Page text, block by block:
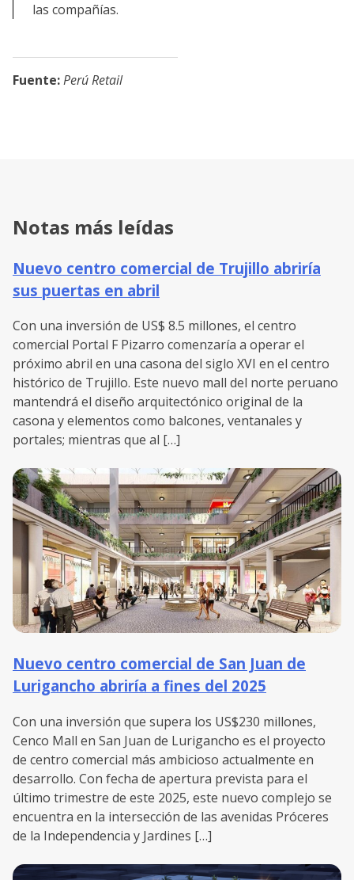
las compañías.
Fuente:Perú Retail
Notas más leídas
Nuevo centro comercial de Trujillo abriría
sus puertas en abril
Con una inversión de US$ 8.5 millones, el centro
comercial Portal F Pizarro comenzaría a operar el
próximo abril en una casona del siglo XVI en el centro
histórico de Trujillo. Este nuevo mall del norte peruano
mantendrá el diseño arquitectónico original de la
casona y elementos como balcones, ventanales y
portales; mientras que al […]
Nuevo centro comercial de San Juan de
Lurigancho abriría a fines del 2025
Con una inversión que supera los US$230 millones,
Cenco Mall en San Juan de Lurigancho es el proyecto
de centro comercial más ambicioso actualmente en
desarrollo. Con fecha de apertura prevista para el
último trimestre de este 2025, este nuevo complejo se
encuentra en la intersección de las avenidas Próceres
de la Independencia y Jardines […]